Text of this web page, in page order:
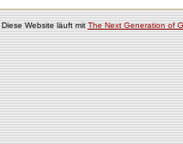
Diese Website läuft mitThe Next Generation of